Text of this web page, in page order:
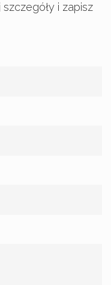
i zapisz